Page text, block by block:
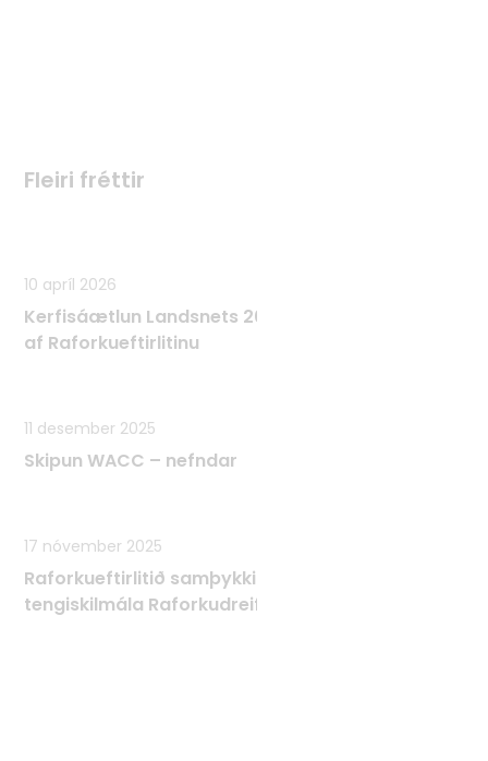
Fleiri fréttir
10 apríl 2026
Kerfisáætlun Landsnets 2025 - 2034 samþykkt
af Raforkueftirlitinu
11 desember 2025
Skipun WACC – nefndar
17 nóvember 2025
Raforkueftirlitið samþykkir Tæknilega
tengiskilmála Raforkudreifingar TTR